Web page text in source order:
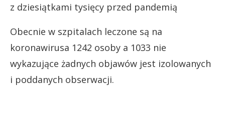
z dziesiątkami tysięcy przed pandemią
Obecnie w szpitalach leczone są na
koronawirusa 1242 osoby a 1033 nie
wykazujące żadnych objawów jest izolowanych
i poddanych obserwacji.